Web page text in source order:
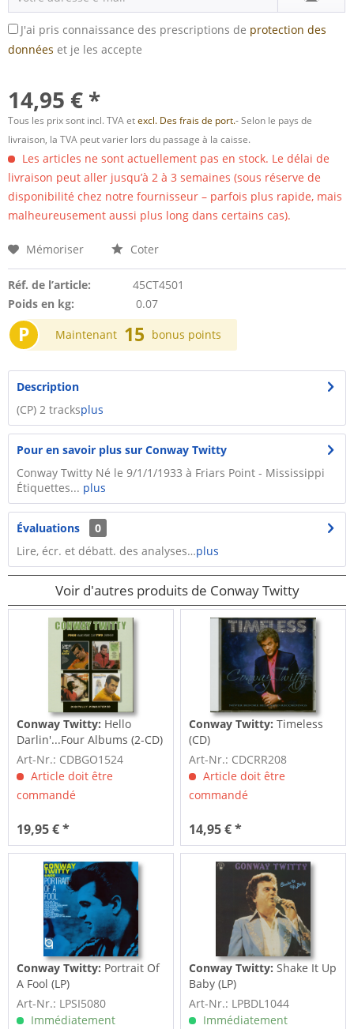
J'ai pris connaissance des prescriptions de protection des
données et je les accepte
14,95 € *
Tous les prix sont incl. TVA etexcl. Des frais de port.- Selon le pays de
livraison, la TVA peut varier lors du passage à la caisse.
Les articles ne sont actuellement pas en stock. Le délai de
livraison peut aller jusqu’à 2 à 3 semaines (sous réserve de
disponibilité chez notre fournisseur – parfois plus rapide, mais
malheureusement aussi plus long dans certains cas).
Mémoriser Coter
Réf. de l’article:
45CT4501
Poids en kg:
0.07
P Maintenant 15 bonus points
Description
(CP) 2 tracksplus
Pour en savoir plus sur Conway Twitty
Conway Twitty Né le 9/1/1/1933 à Friars Point - Mississippi
Étiquettes... plus
Évaluations
0
Lire, écr. et débatt. des analyses…plus
Voir d'autres produits de Conway Twitty
Conway Twitty: Hello
Darlin'...Four Albums (2-CD)
Art-Nr.: CDBGO1524
Article doit être
commandé
19,95 € *
Conway Twitty: Timeless
(CD)
Art-Nr.: CDCRR208
Article doit être
commandé
14,95 € *
Conway Twitty: Portrait Of
A Fool (LP)
Art-Nr.: LPSI5080
Immédiatement
Conway Twitty: Shake It Up
Baby (LP)
Art-Nr.: LPBDL1044
Immédiatement